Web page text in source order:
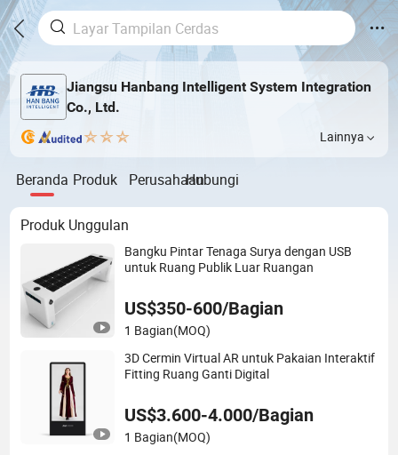
Jiangsu Hanbang Intelligent System Integration
Co., Ltd.
Lainnya
Beranda Produk PerusahaanHubungi
Produk Unggulan
Bangku Pintar Tenaga Surya dengan USB
untuk Ruang Publik Luar Ruangan
US$350-600/Bagian
1 Bagian(MOQ)
3D Cermin Virtual AR untuk Pakaian Interaktif
Fitting Ruang Ganti Digital
US$3.600-4.000/Bagian
1 Bagian(MOQ)